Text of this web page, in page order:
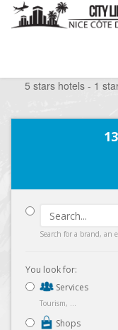
5 stars hotels - 1
13
Search for a brand, an
You look for:
Services
Tourism, ...
Shops